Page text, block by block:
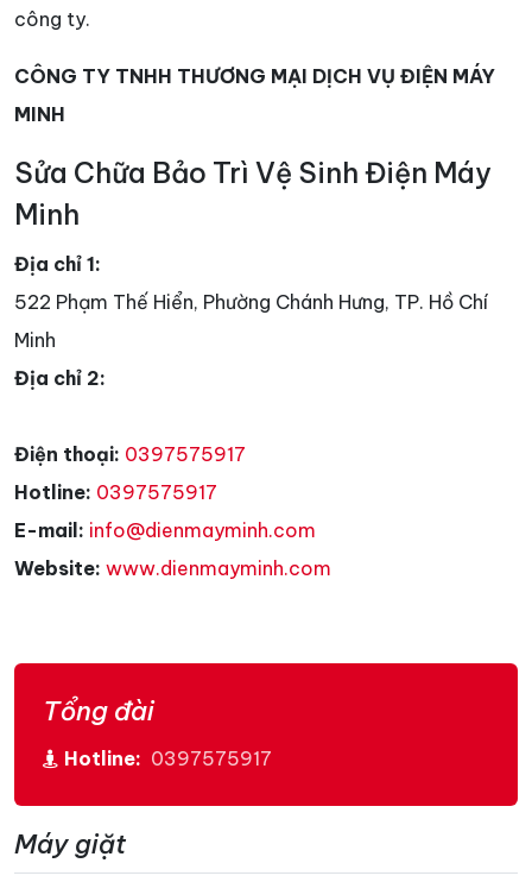
công ty.
CÔNG TY TNHH THƯƠNG MẠI DỊCH VỤ ĐIỆN MÁY
MINH
Sửa Chữa Bảo Trì Vệ Sinh Điện Máy
Minh
Địa chỉ 1:
522 Phạm Thế Hiển, Phường Chánh Hưng, TP. Hồ Chí
Minh
Địa chỉ 2:
Điện thoại: 0397575917
Hotline: 0397575917
E-mail: info@dienmayminh.com
Website: www.dienmayminh.com
Tổng đài
Hotline: 0397575917
Máy giặt